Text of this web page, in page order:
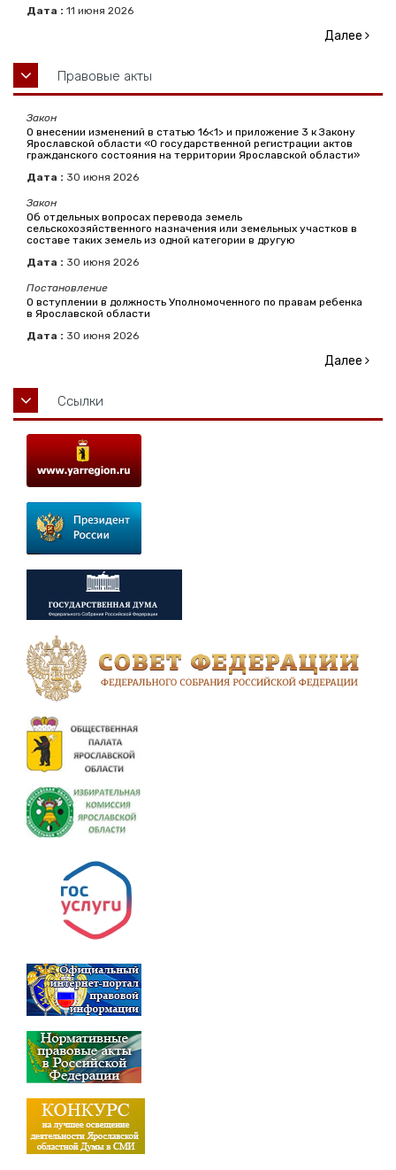
Дата : 11 июня 2026
Далее
Правовые акты
Закон
О внесении изменений в статью 16<1> и приложение 3 к Закону
Ярославской области «О государственной регистрации актов
гражданского состояния на территории Ярославской области»
Дата : 30 июня 2026
Закон
Об отдельных вопросах перевода земель
сельскохозяйственного назначения или земельных участков в
составе таких земель из одной категории в другую
Дата : 30 июня 2026
Постановление
О вступлении в должность Уполномоченного по правам ребенка
в Ярославской области
Дата : 30 июня 2026
Далее
Ссылки